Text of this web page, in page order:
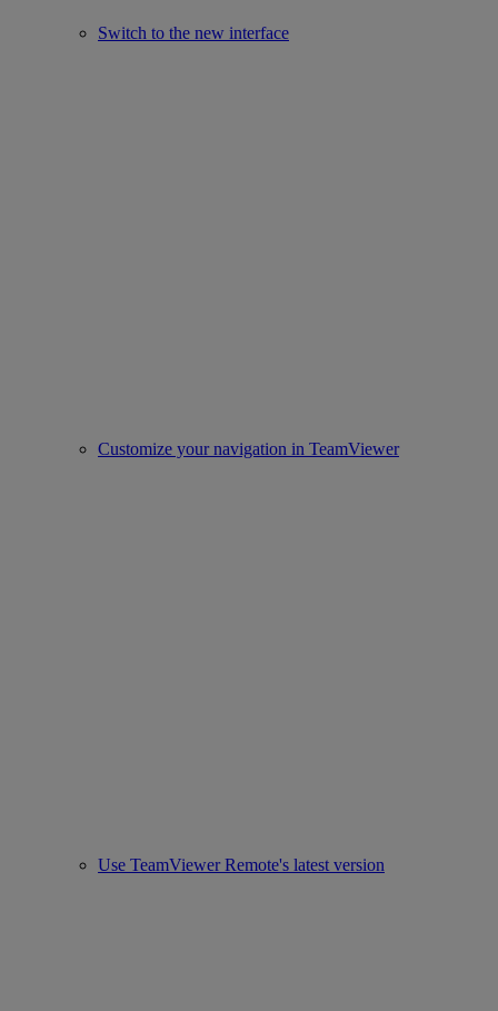
Switch to the new interface
Customize your navigation in TeamViewer
Use TeamViewer Remote's latest version